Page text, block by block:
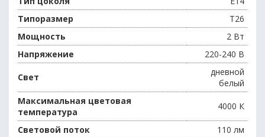
Типоразмер
T26
Мощность
2 Вт
Напряжение
220-240 В
Свет
дневной
белый
Максимальная цветовая
температура
4000 К
Световой поток
110 лм